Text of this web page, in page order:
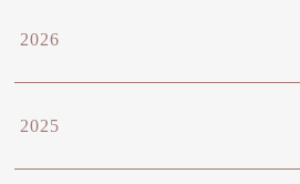
2026
2025